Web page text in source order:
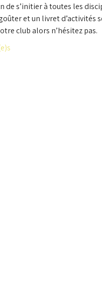
de s’initier à toutes les
et un livret d’activités
club alors n’hésitez pas.